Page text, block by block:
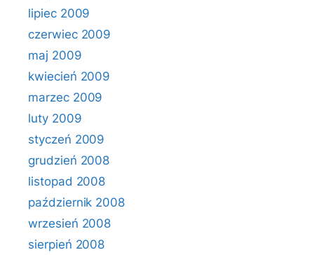
lipiec 2009
czerwiec 2009
maj 2009
kwiecień 2009
marzec 2009
luty 2009
styczeń 2009
grudzień 2008
listopad 2008
październik 2008
wrzesień 2008
sierpień 2008